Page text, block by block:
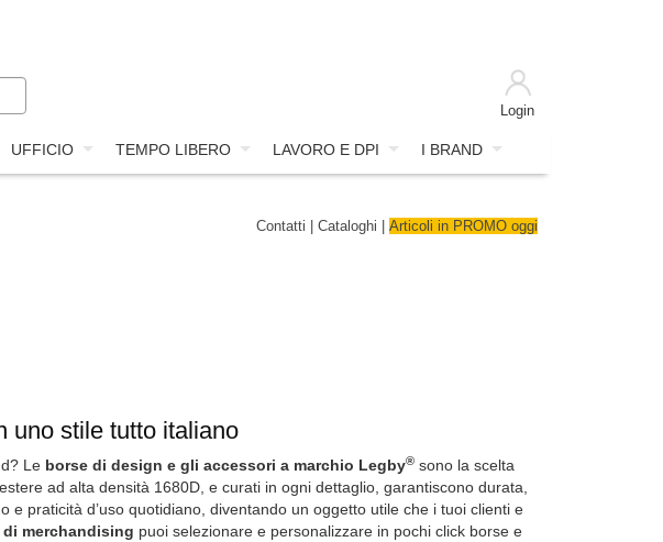
Login
UFFICIO TEMPO LIBERO LAVORO E DPI I BRAND
Contatti Cataloghi Articoli in PROMO oggi
uno stile tutto italiano
Le borse di design e gli accessori a marchio Legby® sono la scelta
ad alta densità 1680D, e curati in ogni dettaglio, garantiscono durata,
praticità d’uso quotidiano, diventando un oggetto utile che i tuoi clienti e
merchandising puoi selezionare e personalizzare in pochi click borse e